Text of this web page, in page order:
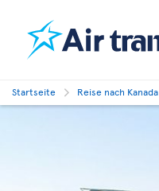
Startseite Reise nach Kanada